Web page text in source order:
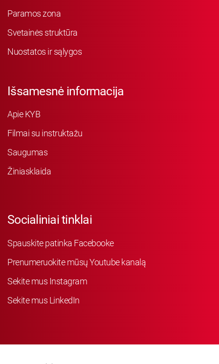
Paramos zona
Svetainės struktūra
Nuostatos ir sąlygos
Išsamesnė informacija
Apie KYB
Filmai su instruktažu
Saugumas
Žiniasklaida
Socialiniai tinklai
Spauskite patinka Facebooke
Prenumeruokite mūsų Youtube kanalą
Sekite mus Instagram
Sekite mus LinkedIn